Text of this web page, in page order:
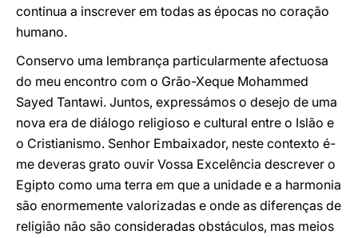
continua a inscrever em todas as épocas no coração
humano.
Conservo uma lembrança particularmente afectuosa
do meu encontro com o Grão-Xeque Mohammed
Sayed Tantawi. Juntos, expressámos o desejo de uma
nova era de diálogo religioso e cultural entre o Islão e
o Cristianismo. Senhor Embaixador, neste contexto é-
me deveras grato ouvir Vossa Excelência descrever o
Egipto como uma terra em que a unidade e a harmonia
são enormemente valorizadas e onde as diferenças de
religião não são consideradas obstáculos, mas meios